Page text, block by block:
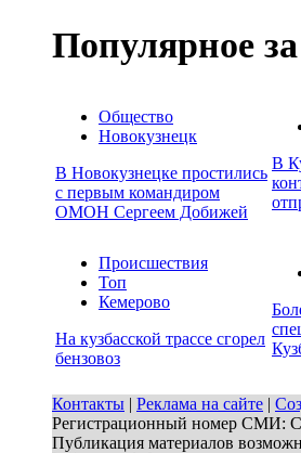
Популярное
Общество
Новокузнецк
В Новокузнецке простились
с первым командиром
ОМОН Сергеем Добижей
В
Происшествия
Топ
Кемерово
На кузбасской трассе сгорел
бензовоз
Контакты | Реклама на сайте |
Регистрационный номер СМИ:
Публикация материалов